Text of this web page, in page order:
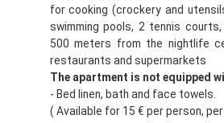
for cooking (crockery and
swimming pools, 2 tennis
500 meters from the nightlife
restaurants and supermarkets
The apartment is not equipped
- Bed linen, bath and face towels.
( Available for 15 € per person,